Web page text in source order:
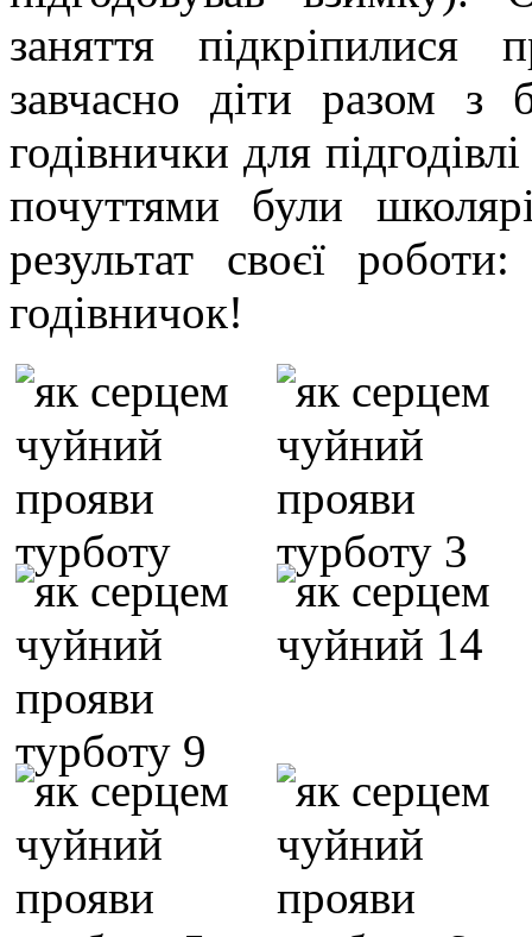
заняття підкріпилися
завчасно діти разом з
годівнички для
почуттями були
результат своєї
годівничок!